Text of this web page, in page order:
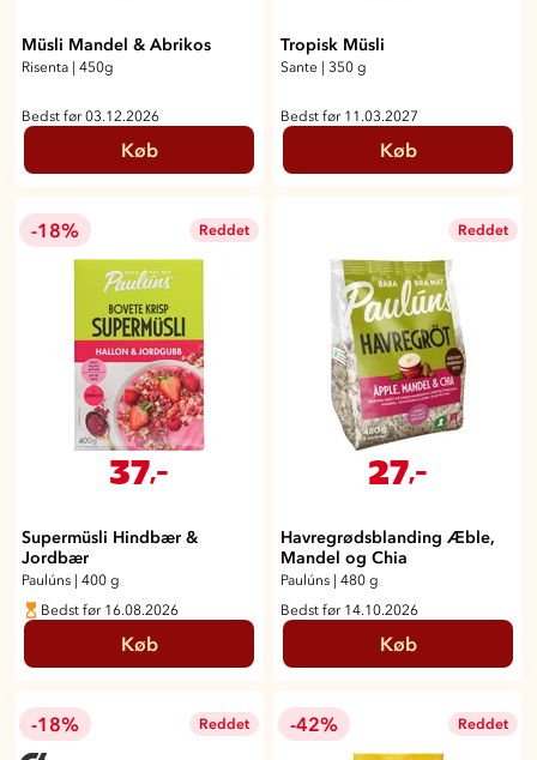
Müsli Mandel & Abrikos
Risenta | 450g
Bedst før 03.12.2026
Køb
Tropisk Müsli
Sante | 350 g
Bedst før 11.03.2027
Køb
-18% Reddet
37,-
Supermüsli Hindbær &
Jordbær
Paulúns
400 g
Bedst før 16.08.2026
Køb
Reddet
27,-
Havregrødsblanding Æble,
Mandel og Chia
Paulúns
480 g
Bedst før 14.10.2026
Køb
-18% Reddet -42% Reddet